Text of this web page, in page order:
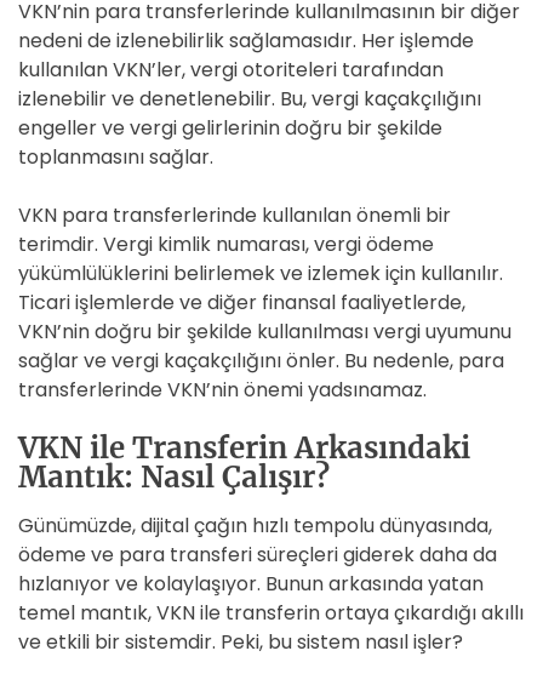
VKN’nin para transferlerinde kullanılmasının bir diğer
nedeni de izlenebilirlik sağlamasıdır. Her işlemde
kullanılan VKN’ler, vergi otoriteleri tarafından
izlenebilir ve denetlenebilir. Bu, vergi kaçakçılığını
engeller ve vergi gelirlerinin doğru bir şekilde
toplanmasını sağlar.
VKN para transferlerinde kullanılan önemli bir
terimdir. Vergi kimlik numarası, vergi ödeme
yükümlülüklerini belirlemek ve izlemek için kullanılır.
Ticari işlemlerde ve diğer finansal faaliyetlerde,
VKN’nin doğru bir şekilde kullanılması vergi uyumunu
sağlar ve vergi kaçakçılığını önler. Bu nedenle, para
transferlerinde VKN’nin önemi yadsınamaz.
VKN ile Transferin Arkasındaki
Mantık: Nasıl Çalışır?
Günümüzde, dijital çağın hızlı tempolu dünyasında,
ödeme ve para transferi süreçleri giderek daha da
hızlanıyor ve kolaylaşıyor. Bunun arkasında yatan
temel mantık, VKN ile transferin ortaya çıkardığı akıllı
ve etkili bir sistemdir. Peki, bu sistem nasıl işler?